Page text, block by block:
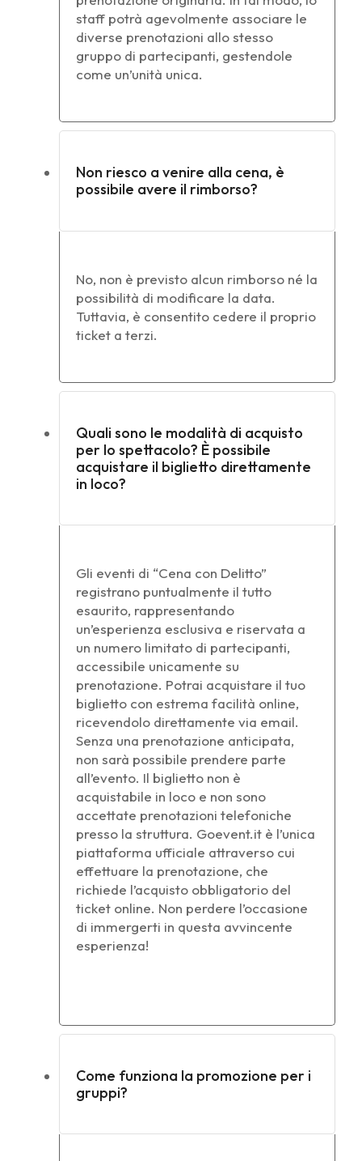
staff potrà agevolmente associare le
diverse prenotazioni allo stesso
gruppo di partecipanti, gestendole
come un’unità unica.
Non riesco a venire alla cena, è
possibile avere il rimborso?
No, non è previsto alcun rimborso né la
possibilità di modificare la data.
Tuttavia, è consentito cedere il proprio
ticket a terzi.
Quali sono le modalità di acquisto
per lo spettacolo? È possibile
acquistare il biglietto direttamente
in loco?
Gli eventi di “Cena con Delitto”
registrano puntualmente il tutto
esaurito, rappresentando
un’esperienza esclusiva e riservata a
un numero limitato di partecipanti,
accessibile unicamente su
prenotazione. Potrai acquistare il tuo
biglietto con estrema facilità online,
ricevendolo direttamente via email.
Senza una prenotazione anticipata,
non sarà possibile prendere parte
all’evento. Il biglietto non è
acquistabile in loco e non sono
accettate prenotazioni telefoniche
presso la struttura. Goevent.it è l’unica
piattaforma ufficiale attraverso cui
effettuare la prenotazione, che
richiede l’acquisto obbligatorio del
ticket online. Non perdere l’occasione
di immergerti in questa avvincente
esperienza!
Come funziona la promozione per i
gruppi?